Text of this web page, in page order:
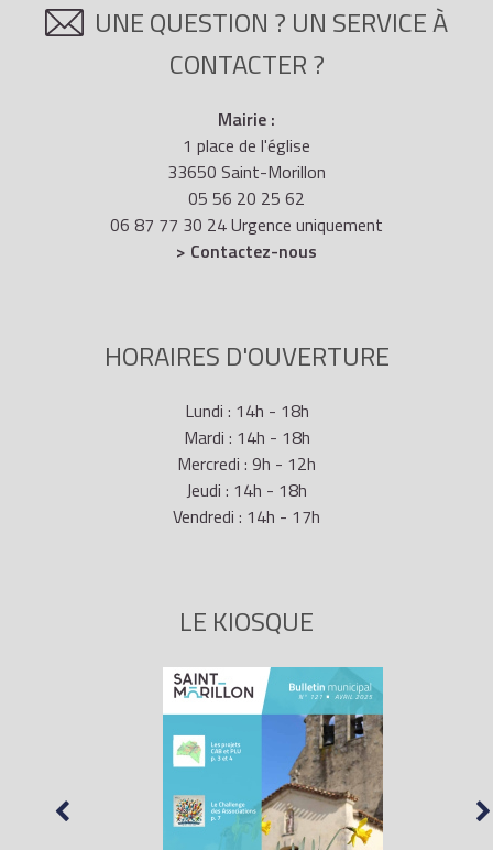
UNE QUESTION ? UN SERVICE À
CONTACTER ?
Mairie :
1 place de l'église
33650 Saint-Morillon
05 56 20 25 62
06 87 77 30 24 Urgence uniquement
> Contactez-nous
HORAIRES D'OUVERTURE
Lundi : 14h - 18h
Mardi : 14h - 18h
Mercredi : 9h - 12h
Jeudi : 14h - 18h
Vendredi : 14h - 17h
LE KIOSQUE